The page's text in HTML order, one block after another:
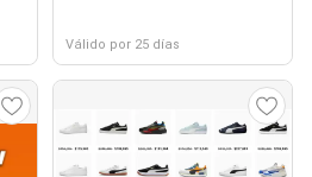
Válido por 25 días